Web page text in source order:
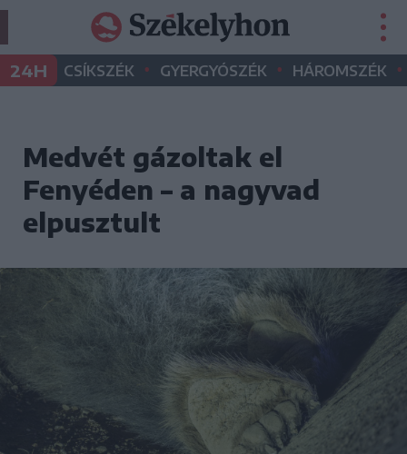
24H CSÍKSZÉK • GYERGYÓSZÉK • HÁROMSZÉK •
Medvét gázoltak el
Fenyéden – a nagyvad
elpusztult